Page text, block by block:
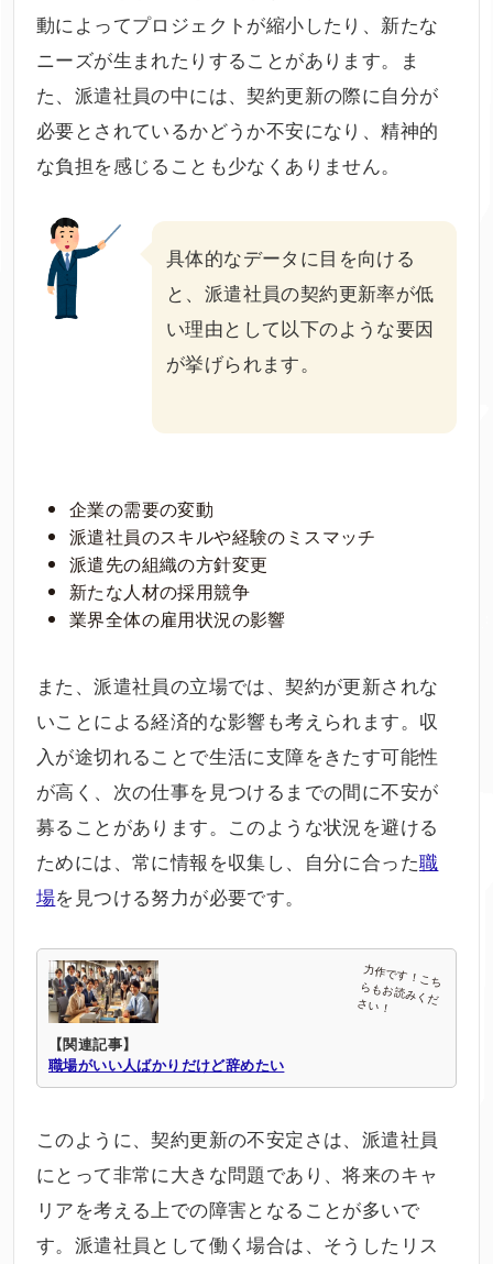
動によってプロジェクトが縮小したり、新たな
ニーズが生まれたりすることがあります。ま
た、派遣社員の中には、契約更新の際に自分が
必要とされているかどうか不安になり、精神的
な負担を感じることも少なくありません。
具体的なデータに目を向ける
と、派遣社員の契約更新率が低
い理由として以下のような要因
が挙げられます。
企業の需要の変動
派遣社員のスキルや経験のミスマッチ
派遣先の組織の方針変更
新たな人材の採用競争
業界全体の雇用状況の影響
また、派遣社員の立場では、契約が更新されな
いことによる経済的な影響も考えられます。収
入が途切れることで生活に支障をきたす可能性
が高く、次の仕事を見つけるまでの間に不安が
募ることがあります。このような状況を避ける
ためには、常に情報を収集し、自分に合った職
場を見つける努力が必要です。
【関連記事】
職場がいい人ばかりだけど辞めたい
このように、契約更新の不安定さは、派遣社員
にとって非常に大きな問題であり、将来のキャ
リアを考える上での障害となることが多いで
す。派遣社員として働く場合は、そうしたリス